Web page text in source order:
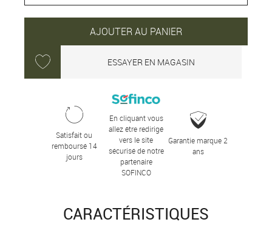
AJOUTER AU PANIER
ESSAYER EN MAGASIN
Satisfait ou
remboursé 14
jours
En cliquant vous
allez être redirigé
vers le site
sécurisé de notre
partenaire
SOFINCO
Garantie marque 2
ans
CARACTÉRISTIQUES